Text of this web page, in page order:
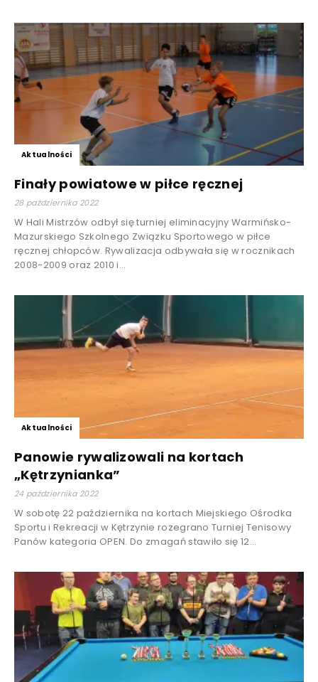
Aktualności
Finały powiatowe w piłce ręcznej
28 października 2022
W Hali Mistrzów odbył się turniej eliminacyjny Warmińsko-
Mazurskiego Szkolnego Związku Sportowego w piłce
ręcznej chłopców. Rywalizacja odbywała się w rocznikach
2008-2009 oraz 2010 i...
Aktualności
Panowie rywalizowali na kortach
„Kętrzynianka”
24 października 2022
W sobotę 22 października na kortach Miejskiego Ośrodka
Sportu i Rekreacji w Kętrzynie rozegrano Turniej Tenisowy
Panów kategoria OPEN. Do zmagań stawiło się 12...